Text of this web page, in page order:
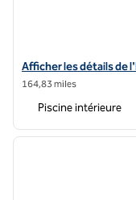
Afficher les détails de
Afficher les détails de
164,83 miles
Piscine intérieure
1 sur 8